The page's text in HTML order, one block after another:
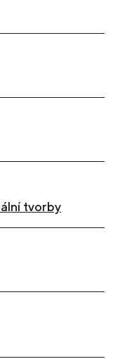
tvorby